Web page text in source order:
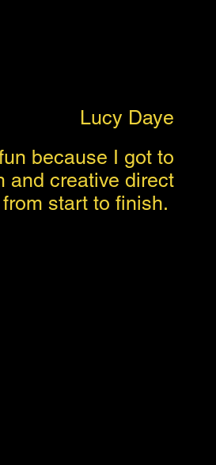
Lucy Daye
because I got to
and creative direct
start to finish.